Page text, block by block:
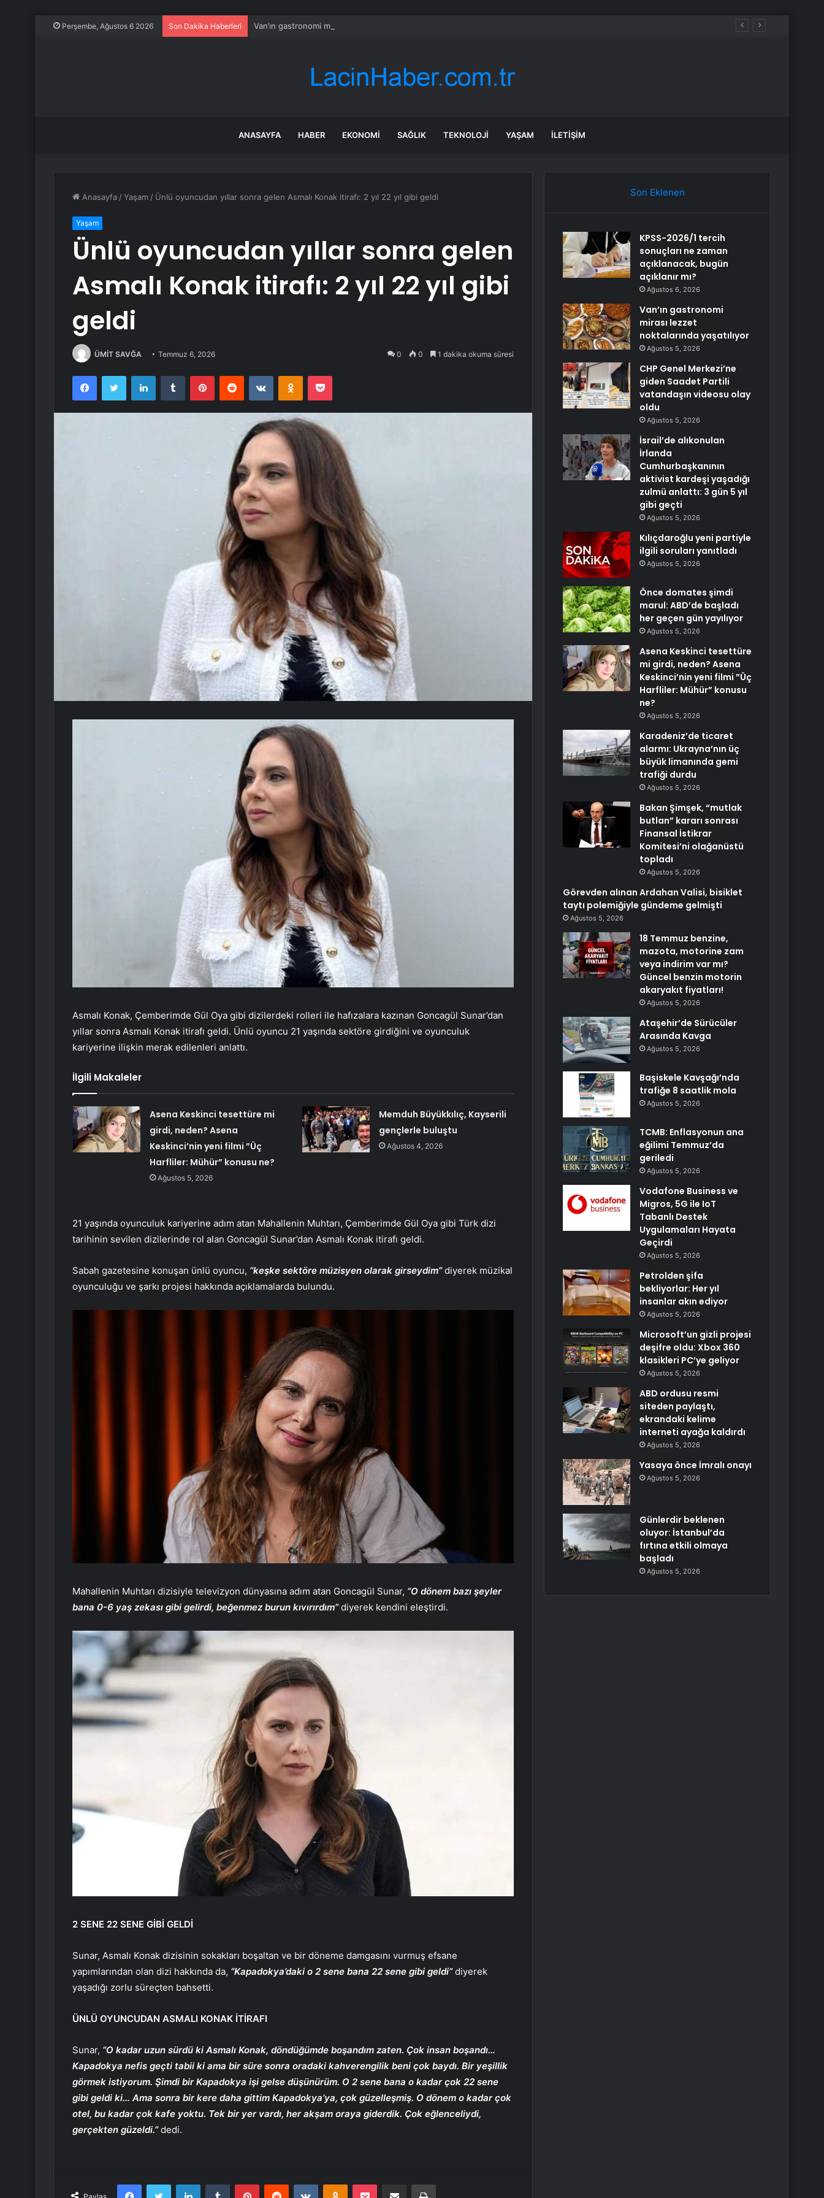
Perşembe, Ağustos 6 2026 Son Dakika Haberleri Van’ın gastronomi mirası lezzet noktalarında yaşatılıyor
ANASAYFA HABER EKONOMI SAĞLIK TEKNOLOJI YAŞAM İLETIŞIM
Anasayfa /Yaşam / Ünlü oyuncudan yıllar sonra gelen Asmalı Konak itirafı: 2 yıl 22 yıl gibi geldi
Yaşam
Ünlü oyuncudan yıllar sonra gelen
Asmalı Konak itirafı: 2 yıl 22 yıl gibi
geldi
ÜMİT SAVĞA Temmuz 6, 2026 0 0 1 dakika okuma süresi
FacebookTwitter LinkedInTumblr PinterestReddit VKontakteOdnoklassniki
Pocket
Asmalı Konak, Çemberimde Gül Oya gibi dizilerdeki rolleri ile hafızalara kazınan Goncagül Sunar’dan
yıllar sonra Asmalı Konak itirafı geldi. Ünlü oyuncu 21 yaşında sektöre girdiğini ve oyunculuk
kariyerine ilişkin merak edilenleri anlattı.
İlgili Makaleler
Asena Keskinci tesettüre mi
girdi, neden? Asena
Keskinci’nin yeni filmi ”Üç
Harfliler: Mühür” konusu ne?
Ağustos 5, 2026
Memduh Büyükkılıç, Kayserili
gençlerle buluştu
Ağustos 4, 2026
21 yaşında oyunculuk kariyerine adım atan Mahallenin Muhtarı, Çemberimde Gül Oya gibi Türk dizi
tarihinin sevilen dizilerinde rol alan Goncagül Sunar’dan Asmalı Konak itirafı geldi.
Sabah gazetesine konuşan ünlü oyuncu, “keşke sektöre müzisyen olarak girseydim”diyerek müzikal
oyunculuğu ve şarkı projesi hakkında açıklamalarda bulundu.
Mahallenin Muhtarı dizisiyle televizyon dünyasına adım atan Goncagül Sunar, “O dönem bazı şeyler
bana 0-6 yaş zekası gibi gelirdi, beğenmez burun kıvırırdım”diyerek kendini eleştirdi.
2 SENE 22 SENE GİBİ GELDİ
Sunar, Asmalı Konak dizisinin sokakları boşaltan ve bir döneme damgasını vurmuş efsane
yapımlarından olan dizi hakkında da, “Kapadokya’daki o 2 sene bana 22 sene gibi geldi”diyerek
yaşadığı zorlu süreçten bahsetti.
ÜNLÜ OYUNCUDAN ASMALI KONAK İTİRAFI
Sunar, “O kadar uzun sürdü ki Asmalı Konak, döndüğümde boşandım zaten. Çok insan boşandı…
Kapadokya nefis geçti tabii ki ama bir süre sonra oradaki kahverengilik beni çok baydı. Bir yeşillik
görmek istiyorum. Şimdi bir Kapadokya işi gelse düşünürüm. O 2 sene bana o kadar çok 22 sene
gibi geldi ki… Ama sonra bir kere daha gittim Kapadokya’ya, çok güzelleşmiş. O dönem o kadar çok
otel, bu kadar çok kafe yoktu. Tek bir yer vardı, her akşam oraya giderdik. Çok eğlenceliydi,
gerçekten güzeldi.”dedi.
FacebookTwitter LinkedInTumblr PinterestReddit VKontakteOdnoklassniki
Pocket E-Posta ile paylaş Yazdır
Son Eklenen
KPSS-2026/1 tercih
sonuçları ne zaman
açıklanacak, bugün
açıklanır mı?
Ağustos 6, 2026
Van’ın gastronomi
mirası lezzet
noktalarında yaşatılıyor
Ağustos 5, 2026
CHP Genel Merkezi’ne
giden Saadet Partili
vatandaşın videosu olay
oldu
Ağustos 5, 2026
İsrail’de alıkonulan
İrlanda
Cumhurbaşkanının
aktivist kardeşi yaşadığı
zulmü anlattı: 3 gün 5 yıl
gibi geçti
Ağustos 5, 2026
Kılıçdaroğlu yeni partiyle
ilgili soruları yanıtladı
Ağustos 5, 2026
Önce domates şimdi
marul: ABD’de başladı
her geçen gün yayılıyor
Ağustos 5, 2026
Asena Keskinci tesettüre
mi girdi, neden? Asena
Keskinci’nin yeni filmi ”Üç
Harfliler: Mühür” konusu
ne?
Ağustos 5, 2026
Karadeniz’de ticaret
alarmı: Ukrayna’nın üç
büyük limanında gemi
trafiği durdu
Ağustos 5, 2026
Bakan Şimşek, “mutlak
butlan” kararı sonrası
Finansal İstikrar
Komitesi’ni olağanüstü
topladı
Ağustos 5, 2026
Görevden alınan Ardahan Valisi, bisiklet
taytı polemiğiyle gündeme gelmişti
Ağustos 5, 2026
18 Temmuz benzine,
mazota, motorine zam
veya indirim var mı?
Güncel benzin motorin
akaryakıt fiyatları!
Ağustos 5, 2026
Ataşehir’de Sürücüler
Arasında Kavga
Ağustos 5, 2026
Başiskele Kavşağı’nda
trafiğe 8 saatlik mola
Ağustos 5, 2026
TCMB: Enflasyonun ana
eğilimi Temmuz’da
geriledi
Ağustos 5, 2026
Vodafone Business ve
Migros, 5G ile IoT
Tabanlı Destek
Uygulamaları Hayata
Geçirdi
Ağustos 5, 2026
Petrolden şifa
bekliyorlar: Her yıl
insanlar akın ediyor
Ağustos 5, 2026
Microsoft’un gizli projesi
deşifre oldu: Xbox 360
klasikleri PC’ye geliyor
Ağustos 5, 2026
ABD ordusu resmi
siteden paylaştı,
ekrandaki kelime
interneti ayağa kaldırdı
Ağustos 5, 2026
Yasaya önce İmralı onayı
Ağustos 5, 2026
Günlerdir beklenen
oluyor: İstanbul’da
fırtına etkili olmaya
başladı
Ağustos 5, 2026